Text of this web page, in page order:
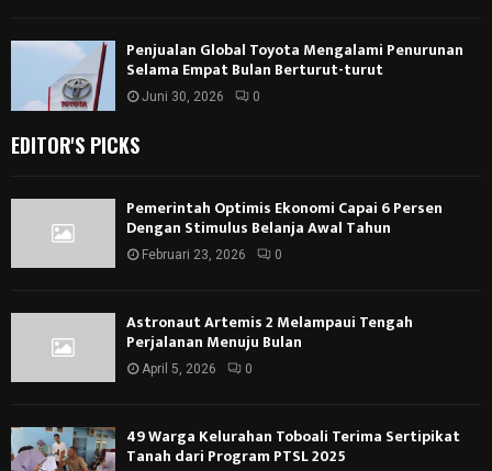
Penjualan Global Toyota Mengalami Penurunan
Selama Empat Bulan Berturut-turut
Juni 30, 2026 0
EDITOR'S PICKS
Pemerintah Optimis Ekonomi Capai 6 Persen
Dengan Stimulus Belanja Awal Tahun
Februari 23, 2026 0
Astronaut Artemis 2 Melampaui Tengah
Perjalanan Menuju Bulan
April 5, 2026 0
49 Warga Kelurahan Toboali Terima Sertipikat
Tanah dari Program PTSL 2025